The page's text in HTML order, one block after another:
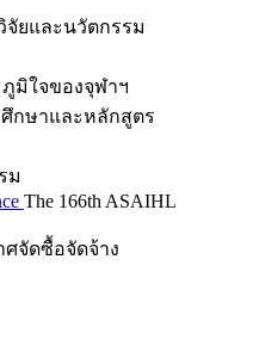
จัยและนวัตกรรม
มิใจของจุฬาฯ
กษาและหลักสูตร
ม
The 166th ASAIHL
ศจัดซื้อจัดจ้าง